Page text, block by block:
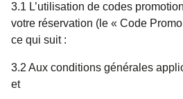
3.1 L’utilisation de codes
votre réservation (le « Code
ce qui suit :
3.2 Aux conditions générales
et